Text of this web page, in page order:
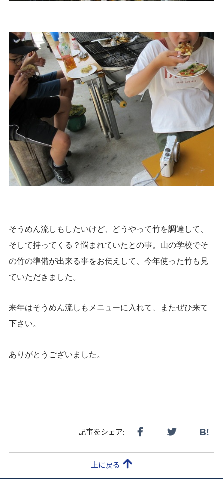
そうめん流しもしたいけど、どうやって竹を調達して、
そして持ってくる？悩まれていたとの事。山の学校でそ
の竹の準備が出来る事をお伝えして、今年使った竹も見
ていただきました。
来年はそうめん流しもメニューに入れて、またぜひ来て
下さい。
ありがとうございました。
記事をシェア: B!
上に戻る